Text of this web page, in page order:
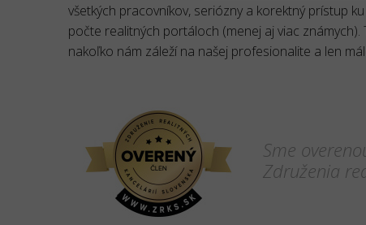
všetkých pracovníkov, seriózny a korektný prístup
počte realitných portáloch (menej aj viac
nakoľko nám záleží na našej profesionalite a len
Sme
Združenia